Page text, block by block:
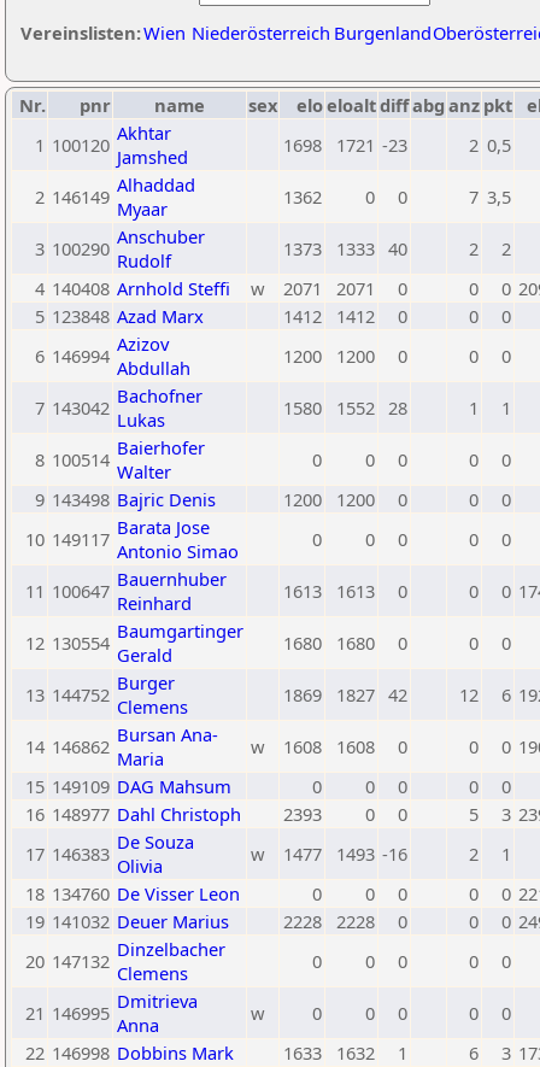
Vereinslisten:Wien Niederösterreich Burgenland
Nr. pnr name sex eloeloaltdiffabg anz pkt
1 100120 Akhtar
Jamshed
1698 1721 -23 2 0,5
2 146149 Alhaddad
Myaar
1362 0 0 7 3,5
3 100290 Anschuber
Rudolf
1373 1333 40 2
2
4 140408 Arnhold Steffi w 2071 2071 0 0 0
5 123848 Azad Marx 1412 1412 0 0
0
6 146994 Azizov
Abdullah
1200 1200 0 0 0
7 143042 Bachofner
Lukas
1580 1552 28 1 1
8 100514 Baierhofer
Walter
0 0 0 0
0
9 143498 Bajric Denis 1200 1200 0 0
0
10 149117 Barata Jose
Antonio Simao
0 0 0 0 0
11 100647 Bauernhuber
Reinhard
1613 1613 0 0 0
12 130554 Baumgartinger
Gerald
1680 1680 0 0 0
13 144752 Burger
Clemens
1869 1827 42 12 6
14 146862 Bursan Ana-
Maria
w 1608 1608 0 0 0
15 149109 DAG Mahsum 0 0 0 0
0
16 148977 Dahl Christoph 2393 0 0 5 3
17 146383 De Souza
Olivia
w 1477 1493 -16 2
1
18 134760 De Visser Leon 0 0 0 0 0
19 141032 Deuer Marius 2228 2228 0 0 0
20 147132 Dinzelbacher
Clemens
0 0 0 0 0
21 146995 Dmitrieva
Anna
w 0 0 0 0
0
22 146998 Dobbins Mark 1633 1632 1 6 3